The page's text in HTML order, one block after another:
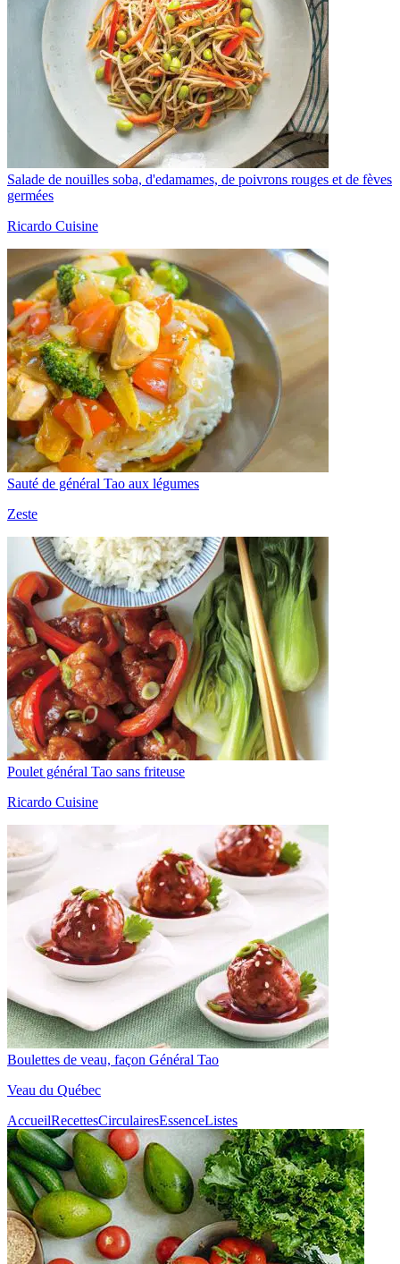
Salade de nouilles soba, d'edamames, de poivrons rouges et de fèves
germées
Ricardo Cuisine
Sauté de général Tao aux légumes
Zeste
Poulet général Tao sans friteuse
Ricardo Cuisine
Boulettes de veau, façon Général Tao
Veau du Québec
AccueilRecettesCirculairesEssenceListes